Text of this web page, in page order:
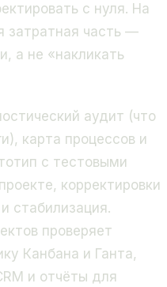
с нуля. На
затратная часть —
а не «накликать
аудит (что
карта процессов и
с тестовыми
корректировки
стабилизация.
проверяет
Канбана и Ганта,
и отчёты для